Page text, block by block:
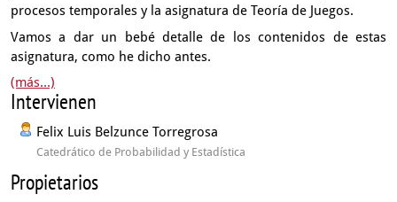
procesos temporales y la asignatura de Teoría de Juegos.
Vamos a dar un bebé detalle de los contenidos de estas
asignatura, como he dicho antes.
(más...)
Intervienen
Felix Luis Belzunce Torregrosa
Catedrático de Probabilidad y Estadística
Propietarios